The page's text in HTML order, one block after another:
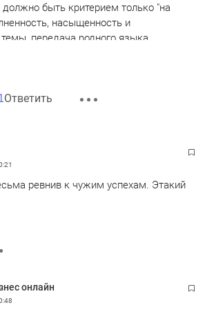
должно быть критерием только "на
насыщенность и
передача родного языка,
республики, у обывателя возникает
комиссии, а значит она и теряет свою
в обществе!
Ответить
ревнив к чужим успехам. Этакий
онлайн